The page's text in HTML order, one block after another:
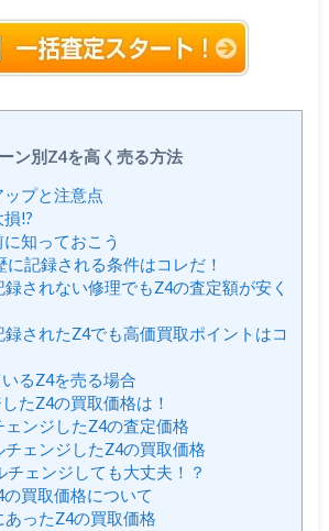
ン別Z4を高く売る方法
プと注意点
!?
知っておこう
に記録される条件はコレだ！
されない修理でもZ4の査定額が安く
されたZ4でも高価買取ポイントはコ
るZ4を売る場合
たZ4の買取価格は！
ェンジしたZ4の査定価格
チェンジしたZ4の買取価格
ェンジしても大丈夫！？
買取価格について
あったZ4の買取価格